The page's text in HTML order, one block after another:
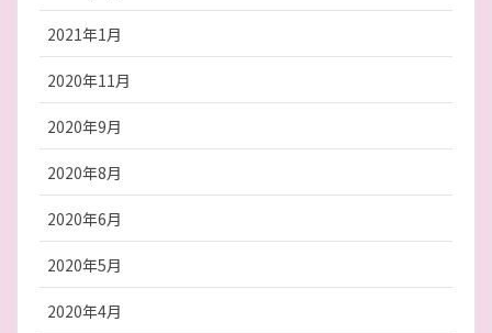
2021年1月
2020年11月
2020年9月
2020年8月
2020年6月
2020年5月
2020年4月